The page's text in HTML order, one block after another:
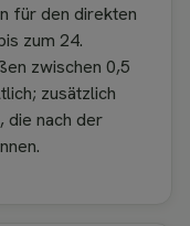
für den direkten
zum 24.
zwischen 0,5
zusätzlich
die nach der